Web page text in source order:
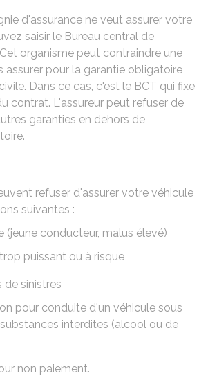
d'assurance ne veut assurer votre
saisir le Bureau central de
organisme peut contraindre une
assurer pour la garantie obligatoire
Dans ce cas, c'est le BCT qui fixe
contrat. L'assureur peut refuser de
garanties en dehors de
refuser d'assurer votre véhicule
suivantes :
(jeune conducteur, malus élevé)
puissant ou à risque
sinistres
pour conduite d'un véhicule sous
interdites (alcool ou de
non paiement.